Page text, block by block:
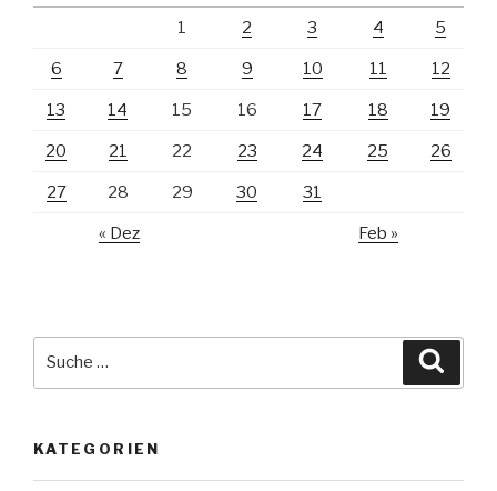
1 2 3 4 5
6 7 8 9 10 11 12
13 14 15 16 17 18 19
20 21 22 23 24 25 26
27 28 29 30 31
« Dez Feb »
KATEGORIEN